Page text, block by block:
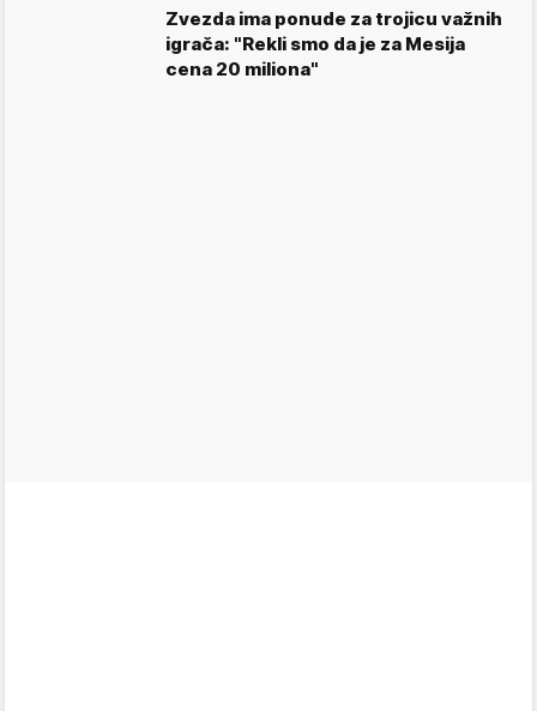
Zvezda ima ponude za trojicu važnih
igrača: "Rekli smo da je za Mesija
cena 20 miliona"